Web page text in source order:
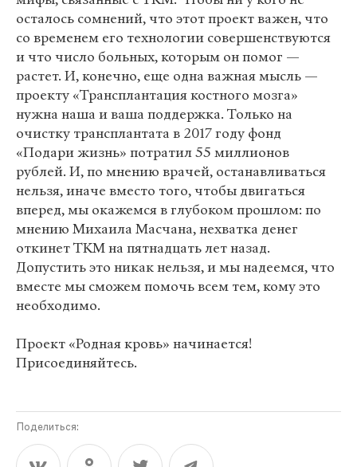
осталось сомнений, что этот проект важен, что
со временем его технологии совершенствуются
и что число больных, которым он помог —
растет. И, конечно, еще одна важная мысль —
проекту «Трансплантация костного мозга»
нужна наша и ваша поддержка. Только на
очистку трансплантата в 2017 году фонд
«Подари жизнь» потратил 55 миллионов
рублей. И, по мнению врачей, останавливаться
нельзя, иначе вместо того, чтобы двигаться
вперед, мы окажемся в глубоком прошлом: по
мнению Михаила Масчана, нехватка денег
откинет ТКМ на пятнадцать лет назад.
Допустить это никак нельзя, и мы надеемся, что
вместе мы сможем помочь всем тем, кому это
необходимо.
Проект «Родная кровь» начинается!
Присоединяйтесь.
Поделиться: